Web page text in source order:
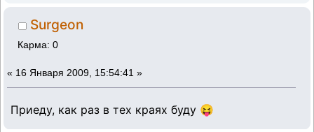
Surgeon
Карма: 0
« 16 Января 2009, 15:54:41 »
Приеду, как раз в тех краях буду 😝